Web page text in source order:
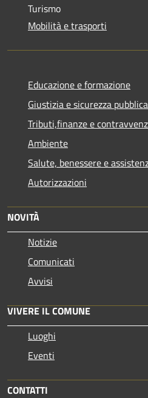
Turismo
Mobilità e trasporti
Educazione e formazione
Giustizia e sicurezza pubblica
Tributi,finanze e
Ambiente
Salute, benessere e
Autorizzazioni
NOVITÀ
Notizie
Comunicati
Avvisi
VIVERE IL COMUNE
Luoghi
Eventi
CONTATTI